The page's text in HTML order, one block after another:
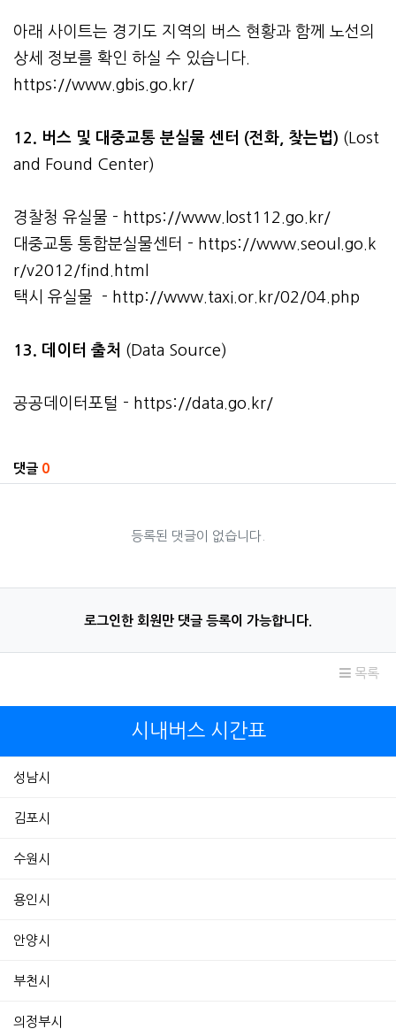
아래 사이트는 경기도 지역의 버스 현황과 함께 노선의
상세 정보를 확인 하실 수 있습니다.
https://www.gbis.go.kr/
12. 버스 및 대중교통 분실물 센터 (전화, 찾는법) (Lost
and Found Center)
경찰청 유실물 - https://www.lost112.go.kr/
대중교통 통합분실물센터 - https://www.seoul.go.k
r/v2012/find.html
택시 유실물 - http://www.taxi.or.kr/02/04.php
13. 데이터 출처 (Data Source)
공공데이터포털 - https://data.go.kr/
댓글 0
등록된 댓글이 없습니다.
로그인한 회원만 댓글 등록이 가능합니다.
목록
시내버스 시간표
성남시
김포시
수원시
용인시
안양시
부천시
의정부시